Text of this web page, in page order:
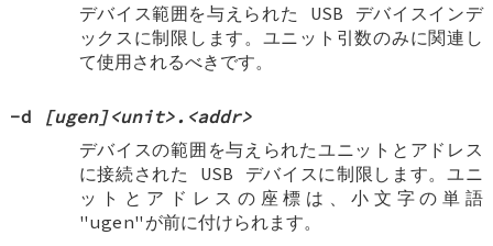
デバイス範囲を与えられた USB デバイスインデ
ックスに制限します。ユニット引数のみに関連し
て使用されるべきです。
-d
[ugen]<unit>.<addr>
デバイスの範囲を与えられたユニットとアドレス
に接続された USB デバイスに制限します。ユニ
ットとアドレスの座標は、小文字の単語
"ugen"が前に付けられます。